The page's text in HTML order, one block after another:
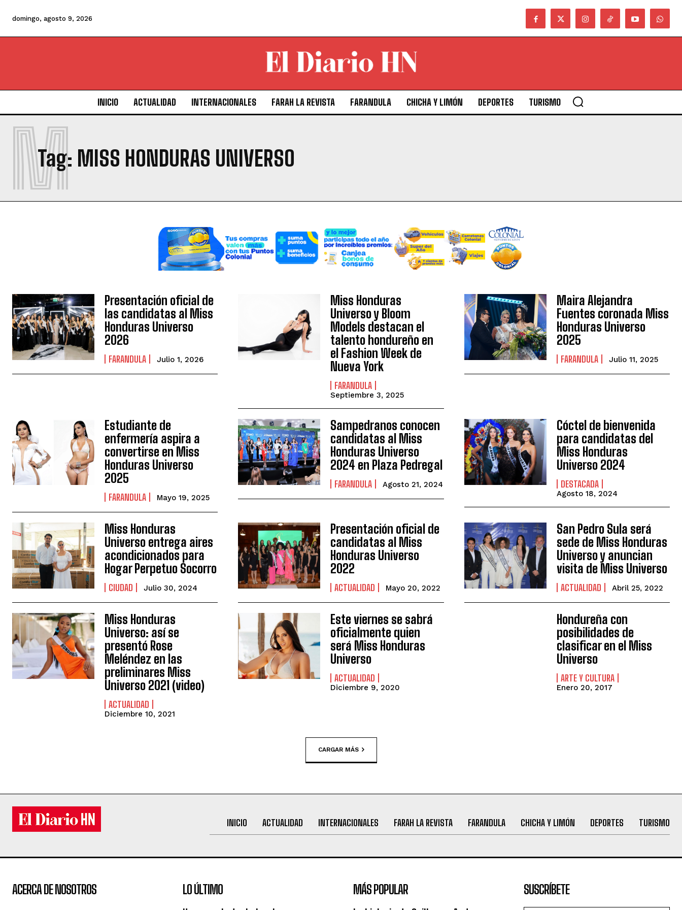
domingo, agosto 9, 2026
INICIO ACTUALIDAD INTERNACIONALES FARAH LA REVISTA FARANDULA CHICHA Y LIMÓN DEPORTES TURISMO
Tag: MISS HONDURAS UNIVERSO
M
Presentación oficial de
las candidatas al Miss
Honduras Universo
2026
FARANDULA Julio 1, 2026
Miss Honduras
Universo y Bloom
Models destacan el
talento hondureño en
el Fashion Week de
Nueva York
FARANDULA
Septiembre 3, 2025
Maira Alejandra
Fuentes coronada Miss
Honduras Universo
2025
FARANDULA Julio 11, 2025
Estudiante de
enfermería aspira a
convertirse en Miss
Honduras Universo
2025
FARANDULA Mayo 19, 2025
Sampedranos conocen
candidatas al Miss
Honduras Universo
2024 en Plaza Pedregal
FARANDULA Agosto 21, 2024
Cóctel de bienvenida
para candidatas del
Miss Honduras
Universo 2024
DESTACADA
Agosto 18, 2024
Miss Honduras
Universo entrega aires
acondicionados para
Hogar Perpetuo Socorro
CIUDAD Julio 30, 2024
Presentación oficial de
candidatas al Miss
Honduras Universo
2022
ACTUALIDAD Mayo 20, 2022
San Pedro Sula será
sede de Miss Honduras
Universo y anuncian
visita de Miss Universo
ACTUALIDAD Abril 25, 2022
Miss Honduras
Universo: así se
presentó Rose
Meléndez en las
preliminares Miss
Universo 2021 (video)
ACTUALIDAD
Diciembre 10, 2021
Este viernes se sabrá
oficialmente quien
será Miss Honduras
Universo
ACTUALIDAD
Diciembre 9, 2020
Hondureña con
posibilidades de
clasificar en el Miss
Universo
ARTE Y CULTURA
Enero 20, 2017
CARGAR MÁS
INICIO ACTUALIDAD INTERNACIONALES FARAH LA REVISTA FARANDULA CHICHA Y LIMÓN DEPORTES TURISMO
ACERCA DE NOSOTROS LO ÚLTIMO MÁS POPULAR SUSCRÍBETE